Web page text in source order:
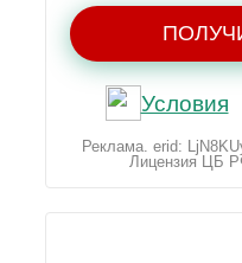
Условия
Реклама. erid:
Лицензия ЦБ